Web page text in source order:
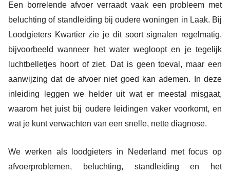
Een borrelende afvoer verraadt vaak een probleem met
beluchting of standleiding bij oudere woningen in Laak. Bij
Loodgieters Kwartier zie je dit soort signalen regelmatig,
bijvoorbeeld wanneer het water wegloopt en je tegelijk
luchtbelletjes hoort of ziet. Dat is geen toeval, maar een
aanwijzing dat de afvoer niet goed kan ademen. In deze
inleiding leggen we helder uit wat er meestal misgaat,
waarom het juist bij oudere leidingen vaker voorkomt, en
wat je kunt verwachten van een snelle, nette diagnose.
We werken als loodgieters in Nederland met focus op
afvoerproblemen, beluchting, standleiding en het